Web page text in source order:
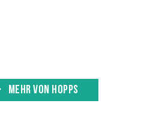
MEHR VON HOPPS